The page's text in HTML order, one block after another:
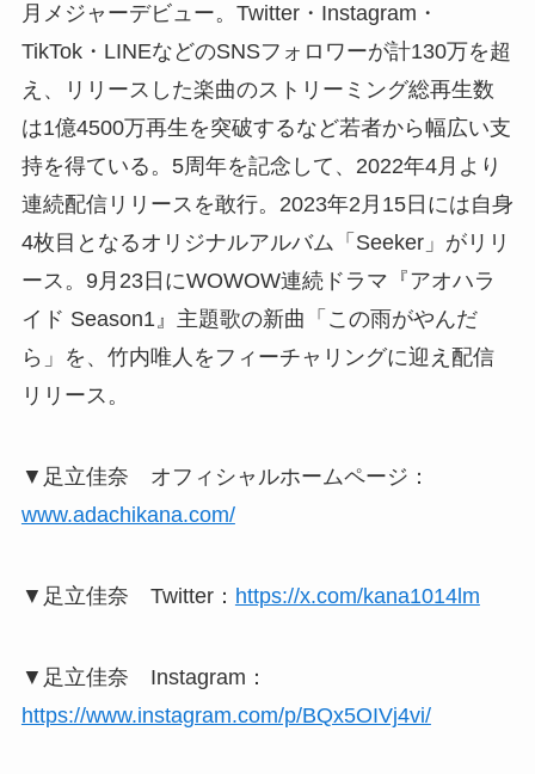
月メジャーデビュー。Twitter・Instagram・
TikTok・LINEなどのSNSフォロワーが計130万を超
え、リリースした楽曲のストリーミング総再生数
は1億4500万再生を突破するなど若者から幅広い支
持を得ている。5周年を記念して、2022年4月より
連続配信リリースを敢行。2023年2月15日には自身
4枚目となるオリジナルアルバム「Seeker」がリリ
ース。9月23日にWOWOW連続ドラマ『アオハラ
イド Season1』主題歌の新曲「この雨がやんだ
ら」を、竹内唯人をフィーチャリングに迎え配信
リリース。
▼足立佳奈 オフィシャルホームページ：
www.adachikana.com/
▼足立佳奈 Twitter： https://x.com/kana1014lm
▼足立佳奈 Instagram：
https://www.instagram.com/p/BQx5OIVj4vi/